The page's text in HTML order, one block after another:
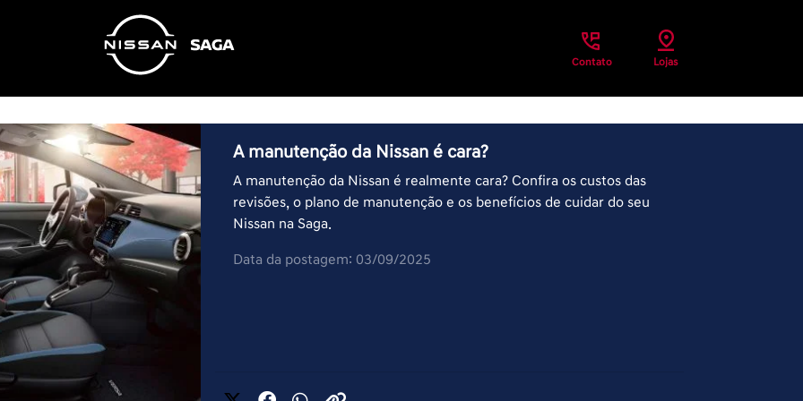
Contato Lojas
A manutenção da Nissan é cara?
A manutenção da Nissan é realmente cara? Confira os custos das
revisões, o plano de manutenção e os benefícios de cuidar do seu
Nissan na Saga.
Data da postagem: 03/09/2025